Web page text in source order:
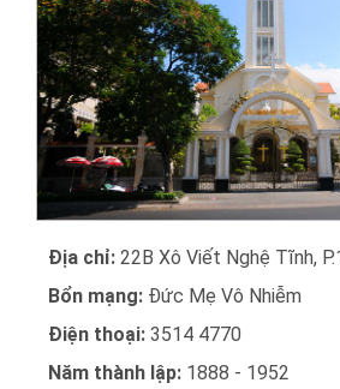
Địa chỉ: 22B Xô Viết Nghệ Tĩnh,
Bổn mạng: Đức Mẹ Vô Nhiễm
Điện thoại: 3514 4770
Năm thành lập: 1888 - 1952